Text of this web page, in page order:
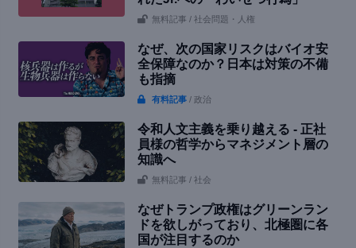
無料記事 / 社会問題・人権
なぜ、次の国家リスクはバイオ安
全保障なのか？日本は対策の不備
も指摘
有料記事 / 政治
令和人文主義を乗り越える - 正社
員様の哲学からマネジメント層の
知識へ
無料記事 / 社会
なぜトランプ政権はグリーンラン
ドを欲しがっており、北極圏に各
国が注目するのか